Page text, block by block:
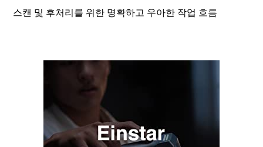
스캔 및 후처리를 위한 명확하고 우아한 작업 흐름